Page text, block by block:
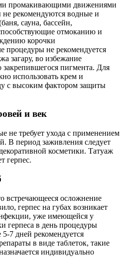
промакивающими движениями
не рекомендуются водные и
сауна, бассейн,
отмоканию и
корочки
процедуры не рекомендуется
загару, во избежание
пигмента. Для
использовать крем и
с высоким фактором защиты
и век
не требует ухода с применением
В период заживления следует
косметики. Татуаж
герпес.
встречающееся осложнение
герпес на губах возникает
уже имеющейся у
герпеса в день процедуры
7 дней рекомендуется
в виде таблеток, такие
индивидуально